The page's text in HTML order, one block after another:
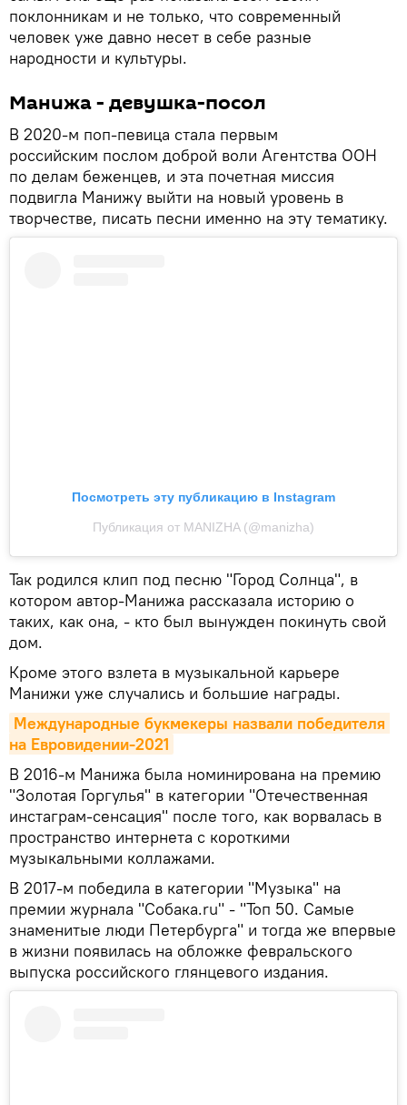
поклонникам и не только, что современный
человек уже давно несет в себе разные
народности и культуры.
Манижа - девушка-посол
В 2020-м поп-певица стала первым
российским послом доброй воли Агентства ООН
по делам беженцев, и эта почетная миссия
подвигла Манижу выйти на новый уровень в
творчестве, писать песни именно на эту тематику.
Посмотреть эту публикацию в Instagram
Публикация от MANIZHA (@manizha)
Так родился клип под песню "Город Солнца", в
котором автор-Манижа рассказала историю о
таких, как она, - кто был вынужден покинуть свой
дом.
Кроме этого взлета в музыкальной карьере
Манижи уже случались и большие награды.
Международные букмекеры назвали победителя
на Евровидении-2021
В 2016-м Манижа была номинирована на премию
"Золотая Горгулья" в категории "Отечественная
инстаграм-сенсация" после того, как ворвалась в
пространство интернета с короткими
музыкальными коллажами.
В 2017-м победила в категории "Музыка" на
премии журнала "Собака.ru" - "Топ 50. Самые
знаменитые люди Петербурга" и тогда же впервые
в жизни появилась на обложке февральского
выпуска российского глянцевого издания.